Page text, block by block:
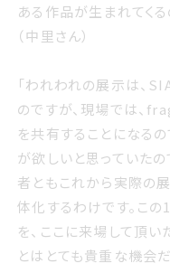
品が生まれてくるのか
われわれの展示は サイ
のですが 現場では
を共有することになる
が欲しいと思っていた
ともこれから実際の展
化するわけです この1
こに来場して頂いた方
ある作品が生まれてくる
（中里さん）
「われわれの展示は、
のですが、現場では、
を共有することになる
が欲しいと思っていたの
者ともこれから実際の
体化するわけです。こ
を、ここに来場して頂
とはとても貴重な機会